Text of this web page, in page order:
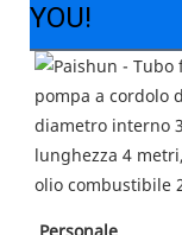
YOU!